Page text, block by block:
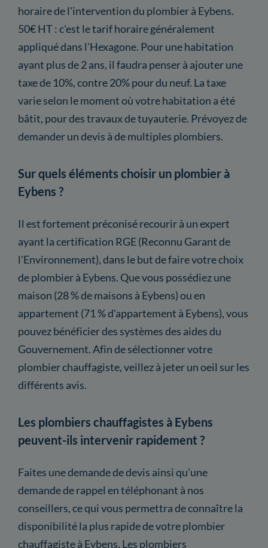
horaire de l'intervention du plombier à Eybens.
50€ HT : c'est le tarif horaire généralement
appliqué dans l'Hexagone. Pour une habitation
ayant plus de 2 ans, il faudra penser à ajouter une
taxe de 10%, contre 20% pour du neuf. La taxe
varie selon le moment où votre habitation a été
bâtit, pour des travaux de tuyauterie. Prévoyez de
demander un devis à de multiples plombiers.
Sur quels éléments choisir un plombier à
Eybens ?
Il est fortement préconisé recourir à un expert
ayant la certification RGE (Reconnu Garant de
l'Environnement), dans le but de faire votre choix
de plombier à Eybens. Que vous possédiez une
maison (28 % de maisons à Eybens) ou en
appartement (71 % d'appartement à Eybens), vous
pouvez bénéficier des systèmes des aides du
Gouvernement. Afin de sélectionner votre
plombier chauffagiste, veillez à jeter un oeil sur les
différents avis.
Les plombiers chauffagistes à Eybens
peuvent-ils intervenir rapidement ?
Faites une demande de devis ainsi qu'une
demande de rappel en téléphonant à nos
conseillers, ce qui vous permettra de connaître la
disponibilité la plus rapide de votre plombier
chauffagiste à Eybens. Les plombiers